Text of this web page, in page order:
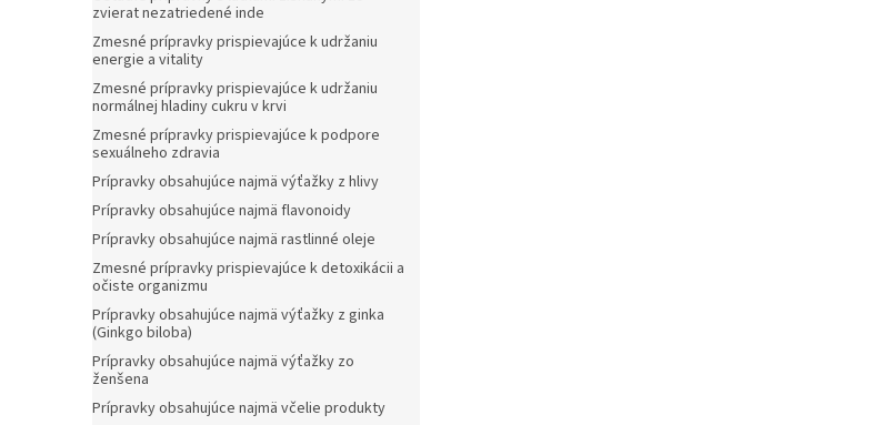
zvierat nezatriedené inde
Zmesné prípravky prispievajúce k udržaniu
energie a vitality
Zmesné prípravky prispievajúce k udržaniu
normálnej hladiny cukru v krvi
Zmesné prípravky prispievajúce k podpore
sexuálneho zdravia
Prípravky obsahujúce najmä výťažky z hlivy
Prípravky obsahujúce najmä flavonoidy
Prípravky obsahujúce najmä rastlinné oleje
Zmesné prípravky prispievajúce k detoxikácii a
očiste organizmu
Prípravky obsahujúce najmä výťažky z ginka
(Ginkgo biloba)
Prípravky obsahujúce najmä výťažky zo
ženšena
Prípravky obsahujúce najmä včelie produkty